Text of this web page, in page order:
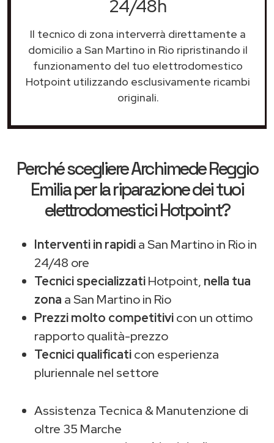
24/48h
Il tecnico di zona interverrà direttamente a
domicilio a San Martino in Rio ripristinando il
funzionamento del tuo elettrodomestico
Hotpoint utilizzando esclusivamente ricambi
originali.
Perché scegliereArchimede Reggio
Emiliaper la riparazione dei tuoi
elettrodomestici Hotpoint?
Interventi in rapidia San Martino in Rio in
24/48 ore
Tecnici specializzatiHotpoint, nella tua
zona a San Martino in Rio
Prezzi molto competitivicon un ottimo
rapporto qualità-prezzo
Tecnici qualificaticon esperienza
pluriennale nel settore
Assistenza Tecnica & Manutenzione di
oltre 35 Marche